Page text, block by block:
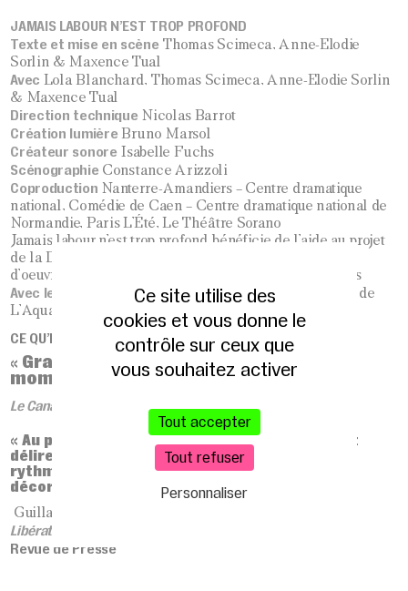
JAMAIS LABOUR N’EST TROP PROFOND
Texte et mise en scène Thomas Scimeca, Anne-Elodie
Sorlin & Maxence Tual
Avec Lola Blanchard, Thomas Scimeca, Anne-Elodie Sorlin
& Maxence Tual
Direction technique Nicolas Barrot
Création lumièreBruno Marsol
Créateur sonore Isabelle Fuchs
Scénographie Constance Arizzoli
Coproduction Nanterre-Amandiers – Centre dramatique
national, Comédie de Caen – Centre dramatique national de
Normandie, Paris L’Été, Le Théâtre Sorano
Jamais labour n’est trop profond bénéficie de l’aide au projet
de la DRAC Île-de-France et de l’aide à la diffusion
d’oeuvres sur le territoire parisien de la Mairie de Paris
Avec le soutien
de La Ménagerie de Verre, Le Théâtre de
L’Aquarium, Scènes du Golfe, Le Monfort Théâtre
CE QU’EN PENSE LA PRESSE
« Grands rires, mais aussi superbes
moments de grâce«
Le Canard Enchainé
«Au plateau, ils mélangent images chiadées et
délires complices, n’hésitent pas à ralentir le
rythme, éteindre les lumières, se priver de
décors.
Guillaume Tion
Libération
Revue de Presse
Ce site utilise des
cookies et vous donne le
contrôle sur ceux que
vous souhaitez activer
Tout accepter
Tout refuser
Personnaliser